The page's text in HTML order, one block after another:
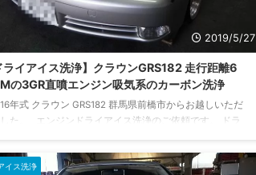
2019/5/27
ライアイス洗浄】クラウンGRS182 走行距離6
の3GR直噴エンジン吸気系のカーボン洗浄
年式 クラウン GRS182 群馬県前橋市からお越しいただ
した。 エンジンドライアイス洗浄のご依頼です。 ドラ
ートに堆積するカーボンを除去します。 現在の走行
65,017KM。 経過年数の割に走行距離は少な目です。
イス洗浄